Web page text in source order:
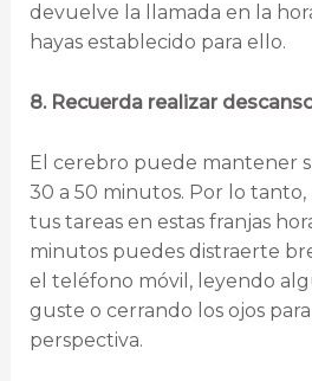
devuelve la llamada en la
hayas establecido para ello.
8. Recuerda realizar
El cerebro puede mantener
30 a 50 minutos. Por lo
tus tareas en estas franjas
minutos puedes distraerte
el teléfono móvil, leyendo
guste o cerrando los ojos
perspectiva.